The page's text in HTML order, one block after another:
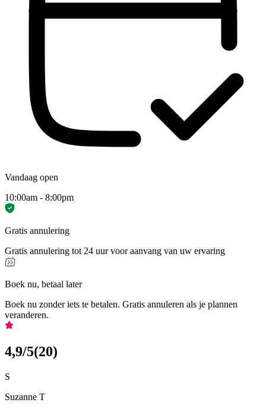
Vandaag open
10:00am - 8:00pm
Gratis annulering
Gratis annulering tot 24 uur voor aanvang van uw ervaring
Boek nu, betaal later
Boek nu zonder iets te betalen. Gratis annuleren als je plannen
veranderen.
4,9/5(20)
S
Suzanne T